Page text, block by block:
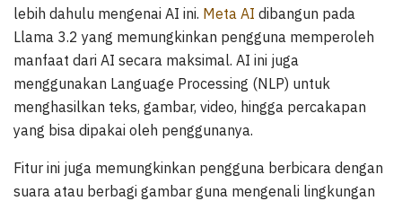
lebih dahulu mengenai AI ini. Meta AI dibangun pada
Llama 3.2 yang memungkinkan pengguna memperoleh
manfaat dari AI secara maksimal. AI ini juga
menggunakan Language Processing (NLP) untuk
menghasilkan teks, gambar, video, hingga percakapan
yang bisa dipakai oleh penggunanya.
Fitur ini juga memungkinkan pengguna berbicara dengan
suara atau berbagi gambar guna mengenali lingkungan